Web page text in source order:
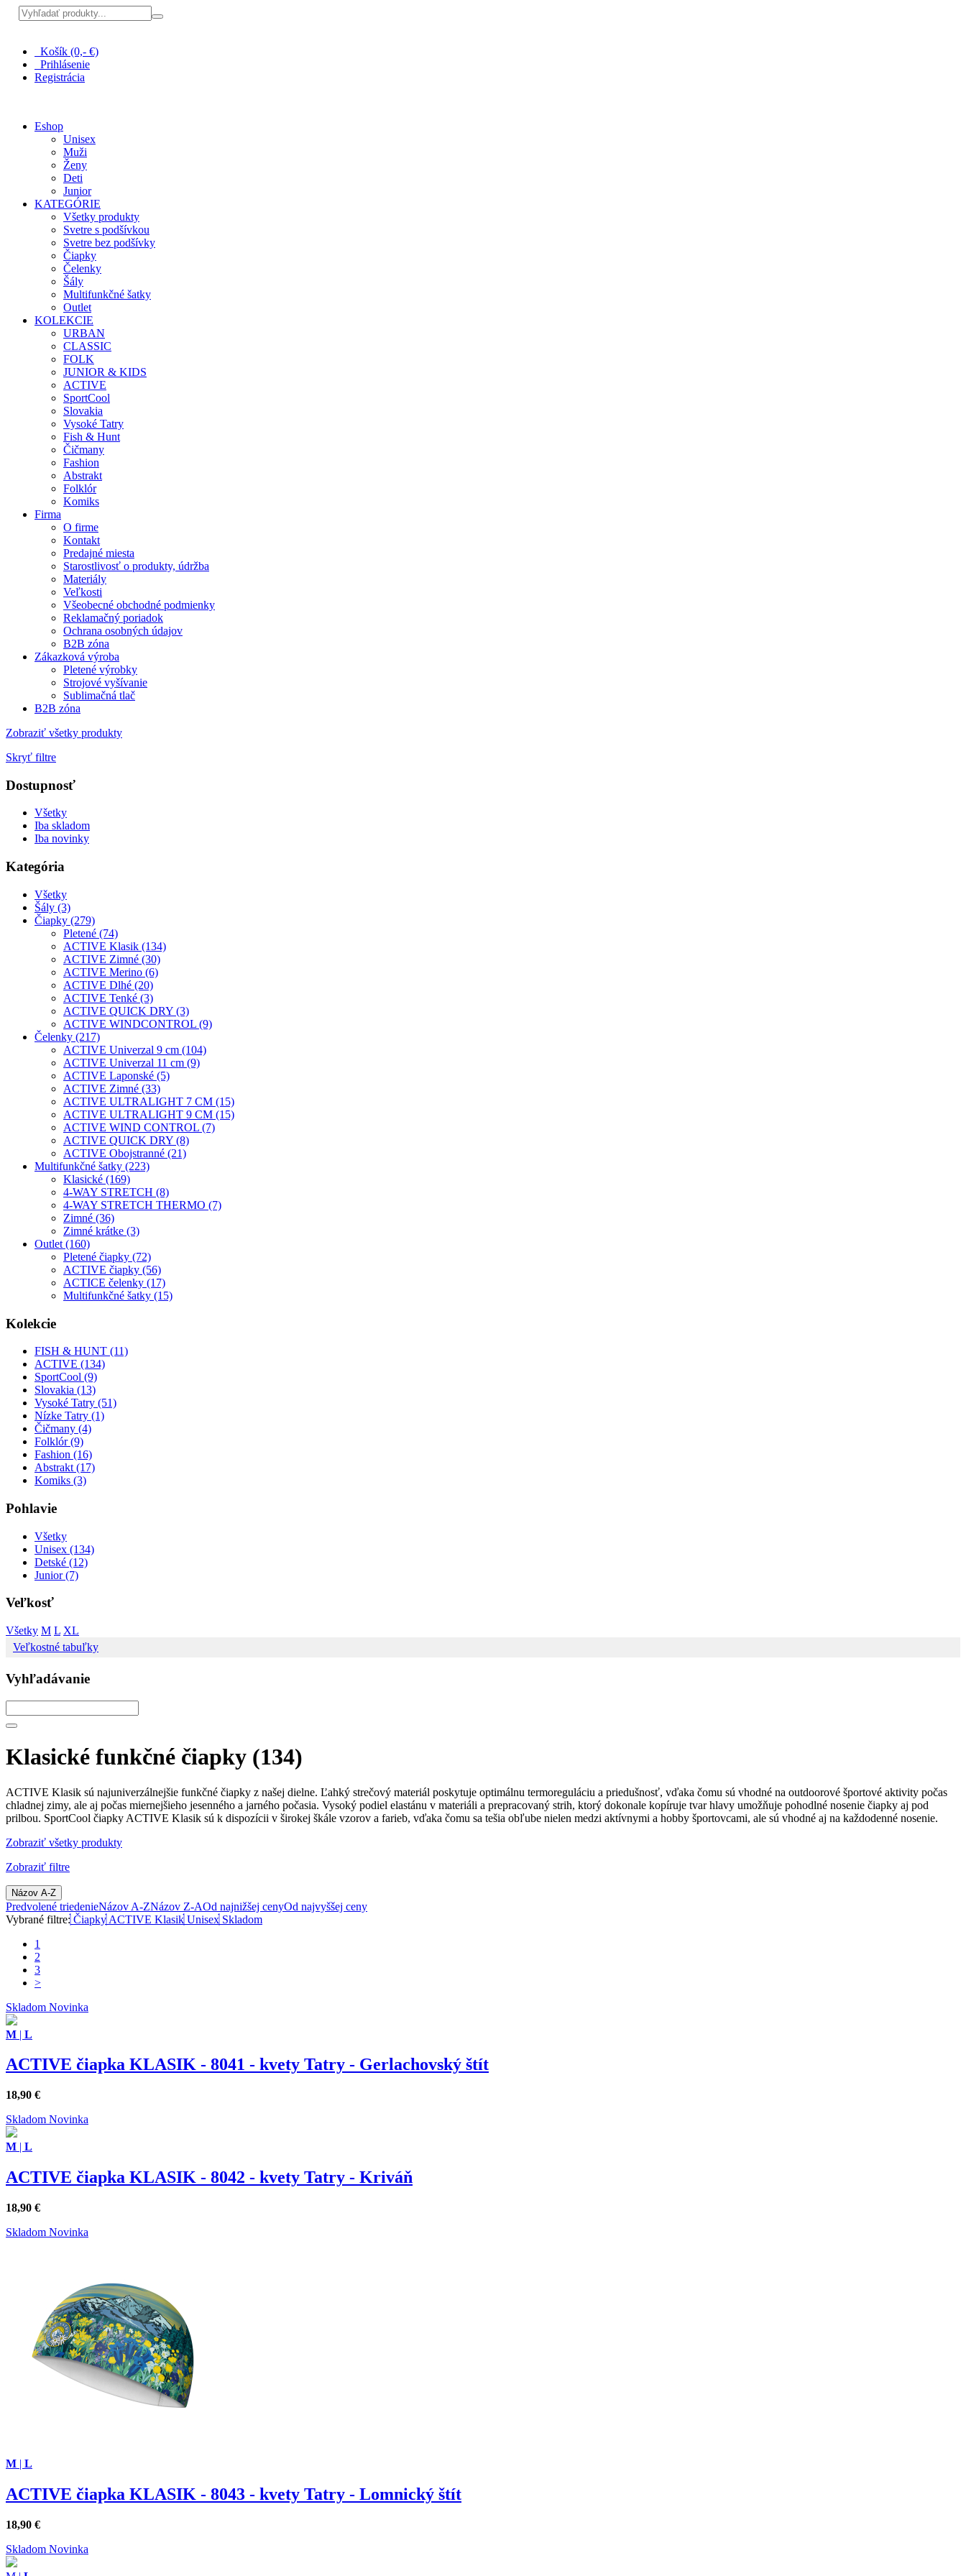
Košík (0,- €)
Prihlásenie
Registrácia
Eshop
Unisex
Muži
Ženy
Deti
Junior
KATEGÓRIE
Všetky produkty
Svetre s podšívkou
Svetre bez podšívky
Čiapky
Čelenky
Šály
Multifunkčné šatky
Outlet
KOLEKCIE
URBAN
CLASSIC
FOLK
JUNIOR & KIDS
ACTIVE
SportCool
Slovakia
Vysoké Tatry
Fish & Hunt
Čičmany
Fashion
Abstrakt
Folklór
Komiks
Firma
O firme
Kontakt
Predajné miesta
Starostlivosť o produkty, údržba
Materiály
Veľkosti
Všeobecné obchodné podmienky
Reklamačný poriadok
Ochrana osobných údajov
B2B zóna
Zákazková výroba
Pletené výrobky
Strojové vyšívanie
Sublimačná tlač
B2B zóna
Zobraziť všetky produkty
Skryť filtre
Dostupnosť
Všetky
Iba skladom
Iba novinky
Kategória
Všetky
Šály (3)
Čiapky (279)
Pletené (74)
ACTIVE Klasik (134)
ACTIVE Zimné (30)
ACTIVE Merino (6)
ACTIVE Dlhé (20)
ACTIVE Tenké (3)
ACTIVE QUICK DRY (3)
ACTIVE WINDCONTROL (9)
Čelenky (217)
ACTIVE Univerzal 9 cm (104)
ACTIVE Univerzal 11 cm (9)
ACTIVE Laponské (5)
ACTIVE Zimné (33)
ACTIVE ULTRALIGHT 7 CM (15)
ACTIVE ULTRALIGHT 9 CM (15)
ACTIVE WIND CONTROL (7)
ACTIVE QUICK DRY (8)
ACTIVE Obojstranné (21)
Multifunkčné šatky (223)
Klasické (169)
4-WAY STRETCH (8)
4-WAY STRETCH THERMO (7)
Zimné (36)
Zimné krátke (3)
Outlet (160)
Pletené čiapky (72)
ACTIVE čiapky (56)
ACTICE čelenky (17)
Multifunkčné šatky (15)
Kolekcie
FISH & HUNT (11)
ACTIVE (134)
SportCool (9)
Slovakia (13)
Vysoké Tatry (51)
Nízke Tatry (1)
Čičmany (4)
Folklór (9)
Fashion (16)
Abstrakt (17)
Komiks (3)
Pohlavie
Všetky
Unisex (134)
Detské (12)
Junior (7)
Veľkosť
Všetky M L XL
Veľkostné tabuľky
Vyhľadávanie
Klasické funkčné čiapky (134)
ACTIVE Klasik sú najuniverzálnejšie funkčné čiapky z našej dielne. Ľahký strečový materiál poskytuje optimálnu termoreguláciu a priedušnosť, vďaka čomu sú vhodné na outdoorové športové aktivity počas
chladnej zimy, ale aj počas miernejšieho jesenného a jarného počasia. Vysoký podiel elastánu v materiáli a prepracovaný strih, ktorý dokonale kopíruje tvar hlavy umožňuje pohodlné nosenie čiapky aj pod
prilbou. SportCool čiapky ACTIVE Klasik sú k dispozícii v širokej škále vzorov a farieb, vďaka čomu sa tešia obľube nielen medzi aktívnymi a hobby športovcami, ale sú vhodné aj na každodenné nosenie.
Zobraziť všetky produkty
Zobraziť filtre
Názov A-Z
Predvolené triedenieNázov A-ZNázov Z-AOd najnižšej cenyOd najvyššej ceny
Vybrané filtre: Čiapky ACTIVE Klasik Unisex Skladom
1
2
3
>
Skladom Novinka
M | L
ACTIVE čiapka KLASIK - 8041 - kvety Tatry - Gerlachovský štít
18,90 €
Skladom Novinka
M | L
ACTIVE čiapka KLASIK - 8042 - kvety Tatry - Kriváň
18,90 €
Skladom Novinka
M | L
ACTIVE čiapka KLASIK - 8043 - kvety Tatry - Lomnický štít
18,90 €
Skladom Novinka